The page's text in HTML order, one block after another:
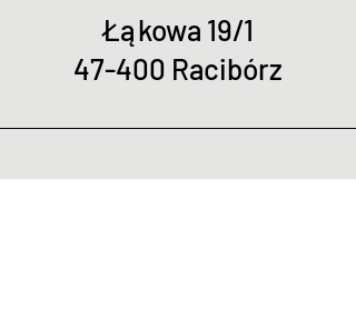
Łąkowa 19/1
47-400 Racibórz